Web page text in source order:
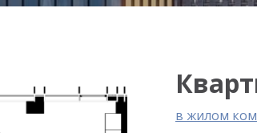
в жилом